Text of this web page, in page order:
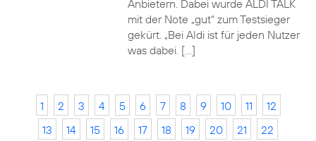
Anbietern. Dabei wurde ALDI TALK
mit der Note „gut“ zum Testsieger
gekürt. „Bei Aldi ist für jeden Nutzer
was dabei. […]
1 2 3 4 5 6 7 8 9 10 11
12
13
14 15 16 17 18 19 20 21
22